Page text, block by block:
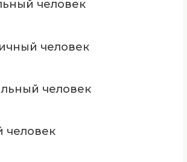
человек
человек
человек
человек